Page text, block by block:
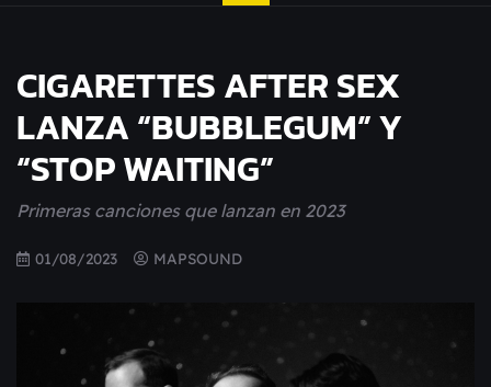
CIGARETTES AFTER SEX
LANZA “BUBBLEGUM” Y
“STOP WAITING”
Primeras canciones que lanzan en 2023
01/08/2023 MAPSOUND